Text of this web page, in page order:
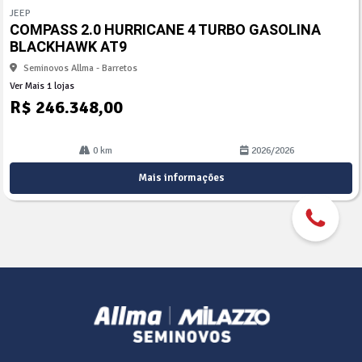
arti
lhe
JEEP
COMPASS 2.0 HURRICANE 4 TURBO GASOLINA
BLACKHAWK AT9
Seminovos Allma - Barretos
Ver Mais 1 lojas
R$ 246.348,00
0 km 2026/2026
Mais informações